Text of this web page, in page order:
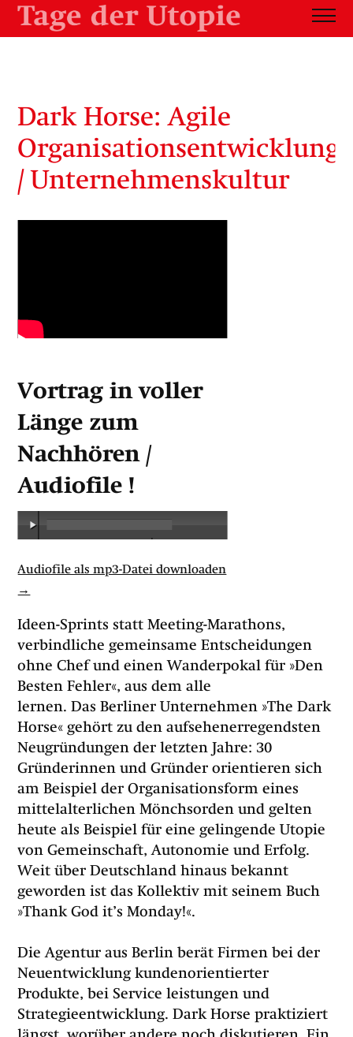
Dark Horse: Agile
Organisationsentwicklung
/ Unternehmenskultur
Vortrag in voller
Länge zum
Nachhören /
Audiofile !
Audiofile als mp3-Datei downloaden
→
Ideen-Sprints statt Meeting-Marathons,
verbindliche gemeinsame Entscheidungen
ohne Chef und einen Wanderpokal für »Den
Besten Fehler«, aus dem alle
lernen. Das Berliner Unternehmen »The Dark
Horse« gehört zu den aufsehenerregendsten
Neugründungen der letzten Jahre: 30
Gründerinnen und Gründer orientieren sich
am Beispiel der Organisationsform eines
mittelalterlichen Mönchsorden und gelten
heute als Beispiel für eine gelingende Utopie
von Gemeinschaft, Autonomie und Erfolg.
Weit über Deutschland hinaus bekannt
geworden ist das Kollektiv mit seinem Buch
»Thank God it’s Monday!«.
Die Agentur aus Berlin berät Firmen bei der
Neuentwicklung kundenorientierter
Produkte, bei Service leistungen und
Strategieentwicklung. Dark Horse praktiziert